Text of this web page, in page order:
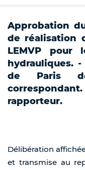
Approbation
de réalisation
LEMVP pour
hydrauliques.
de Paris
rapporteur.
Délibération
et transmise au